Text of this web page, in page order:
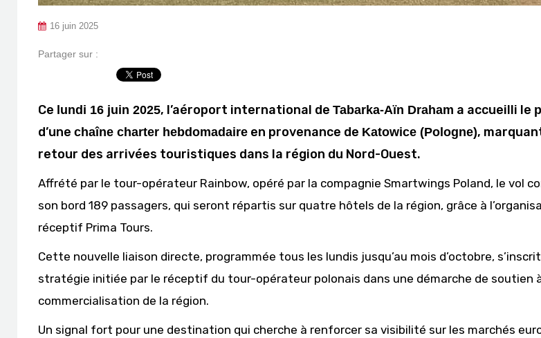
16 juin 2025
Partager sur :
Ce lundi 16 juin 2025, l’aéroport international de Tabarka-Aïn Draham a accueilli le
d’une chaîne charter hebdomadaire en provenance de Katowice (Pologne),
retour des arrivées touristiques dans la région du Nord-Ouest.
Affrété par le tour-opérateur Rainbow, opéré par la compagnie Smartwings Poland, le vol
son bord 189 passagers, qui seront répartis sur quatre hôtels de la région, grâce à
réceptif Prima Tours.
Cette nouvelle liaison directe, programmée tous les lundis jusqu’au mois d’octobre,
stratégie initiée par le réceptif du tour-opérateur polonais dans une démarche de soutien
commercialisation de la région.
Un signal fort pour une destination qui cherche à renforcer sa visibilité sur les marchés